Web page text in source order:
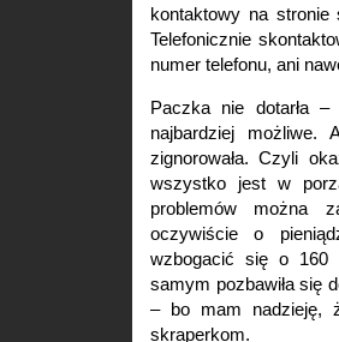
kontaktowy na
Telefonicznie
numer telefonu, ani
Paczka nie dotarła
najbardziej możliwe.
zignorowała. Czyli
wszystko jest w
problemów można
oczywiście o
wzbogacić się o 160
samym pozbawiła się
– bo mam nadzieję,
skraperkom.